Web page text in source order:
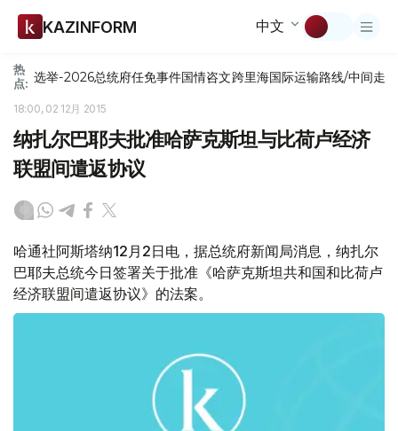
KAZINFORM 中文
热
点: 选举-2026总统府任免事件国情咨文跨里海国际运输路线/中间走廊
18:00, 02 12月 2015
纳扎尔巴耶夫批准哈萨克斯坦与比荷卢经济
联盟间遣返协议
哈通社阿斯塔纳12月2日电，据总统府新闻局消息，纳扎尔
巴耶夫总统今日签署关于批准《哈萨克斯坦共和国和比荷卢
经济联盟间遣返协议》的法案。